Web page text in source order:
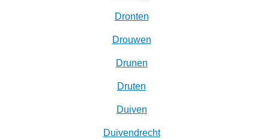
Dronten
Drouwen
Drunen
Druten
Duiven
Duivendrecht